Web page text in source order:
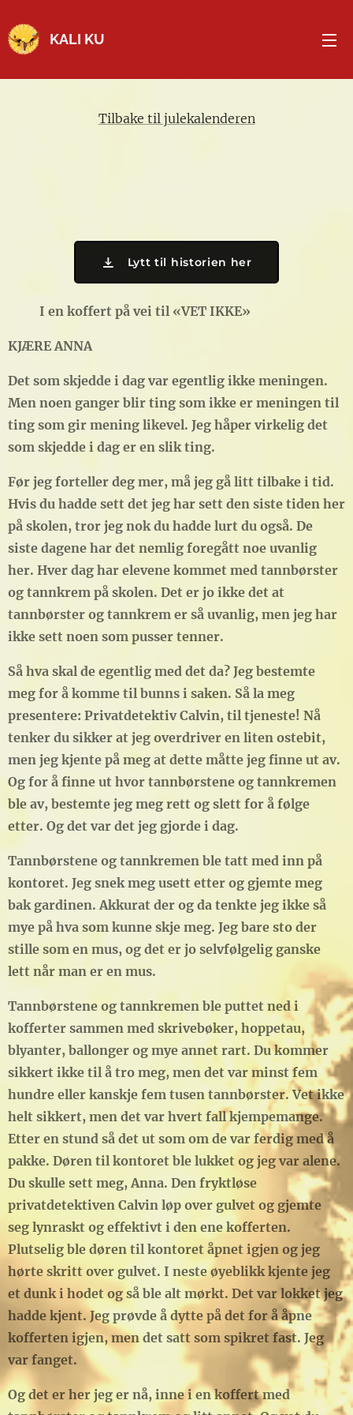
KALI KU
Tilbake til julekalenderen
Lytt til historien her
I en koffert på vei til «VET IKKE»
KJÆRE ANNA
Det som skjedde i dag var egentlig ikke meningen.
Men noen ganger blir ting som ikke er meningen til
ting som gir mening likevel. Jeg håper virkelig det
som skjedde i dag er en slik ting.
Før jeg forteller deg mer, må jeg gå litt tilbake i tid.
Hvis du hadde sett det jeg har sett den siste tiden her
på skolen, tror jeg nok du hadde lurt du også. De
siste dagene har det nemlig foregått noe uvanlig
her. Hver dag har elevene kommet med tannbørster
og tannkrem på skolen. Det er jo ikke det at
tannbørster og tannkrem er så uvanlig, men jeg har
ikke sett noen som pusser tenner.
Så hva skal de egentlig med det da? Jeg bestemte
meg for å komme til bunns i saken. Så la meg
presentere: Privatdetektiv Calvin, til tjeneste! Nå
tenker du sikker at jeg overdriver en liten ostebit,
men jeg kjente på meg at dette måtte jeg finne ut av.
Og for å finne ut hvor tannbørstene og tannkremen
ble av, bestemte jeg meg rett og slett for å følge
etter. Og det var det jeg gjorde i dag.
Tannbørstene og tannkremen ble tatt med inn på
kontoret. Jeg snek meg usett etter og gjemte meg
bak gardinen. Akkurat der og da tenkte jeg ikke så
mye på hva som kunne skje meg. Jeg bare sto der
stille som en mus, og det er jo selvfølgelig ganske
lett når man er en mus.
Tannbørstene og tannkremen ble puttet ned i
kofferter sammen med skrivebøker, hoppetau,
blyanter, ballonger og mye annet rart. Du kommer
sikkert ikke til å tro meg, men det var minst fem
hundre eller kanskje fem tusen tannbørster. Vet ikke
helt sikkert, men det var hvert fall kjempemange.
Etter en stund så det ut som om de var ferdig med å
pakke. Døren til kontoret ble lukket og jeg var alene.
Du skulle sett meg, Anna. Den fryktløse
privatdetektiven Calvin løp over gulvet og gjemte
seg lynraskt og effektivt i den ene kofferten.
Plutselig ble døren til kontoret åpnet igjen og jeg
hørte skritt over gulvet. I neste øyeblikk kjente jeg
et dunk i hodet og så ble alt mørkt. Det var lokket jeg
hadde kjent. Jeg prøvde å dytte på det for å åpne
kofferten igjen, men det satt som spikret fast. Jeg
var fanget.
Og det er her jeg er nå, inne i en koffert med